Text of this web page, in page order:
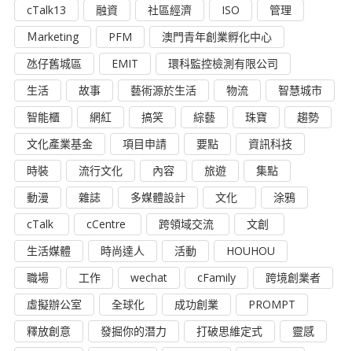
cTalk13
融資 社區經濟 ISO
管理
Ｍarketing
PFM
澳門青年創業孵化中心
氹仔舊城區
EMIT
環科監控檢測有限公司
生活
故事 藝術源於生活 物流
智慧城市
智能櫃
網紅 搞笑 綜藝 珠寶
趨勢
文化產業基金
項目申請 要點
資訊科技
時裝
流行文化 內容 旅遊
集點
動漫
雜誌 多媒體設計 文化
涂鴉
cTalk
cCentre 跨領域交流
文創
生活媒體
時尚達人 活動
HOUHOU
職場
工作 wechat cFamily
跨境創業者
虛擬辦公室
全球化 成功創業
PROMPT
釋放創意
發掘你的潛力 打破思維定式
靈感